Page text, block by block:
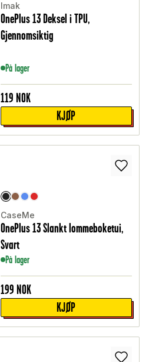
Imak
OnePlus 13 Deksel i TPU,
Gjennomsiktig
På lager
119 NOK
KJØP
CaseMe
OnePlus 13 Slankt lommeboketui,
Svart
På lager
199 NOK
KJØP